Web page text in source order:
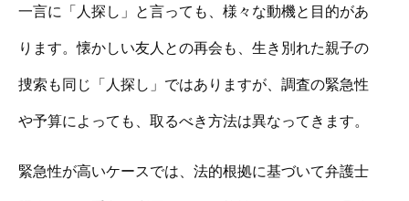
一言に「人探し」と言っても、様々な動機と目的があ
ります。懐かしい友人との再会も、生き別れた親子の
捜索も同じ「人探し」ではありますが、調査の緊急性
や予算によっても、取るべき方法は異なってきます。
緊急性が高いケースでは、法的根拠に基づいて弁護士